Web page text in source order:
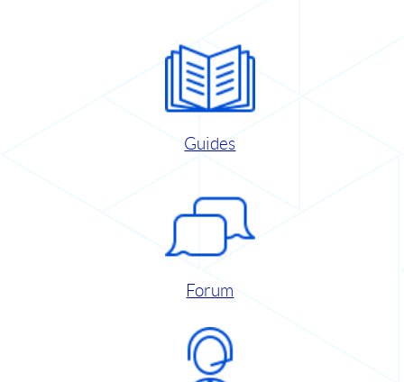
Guides
Forum